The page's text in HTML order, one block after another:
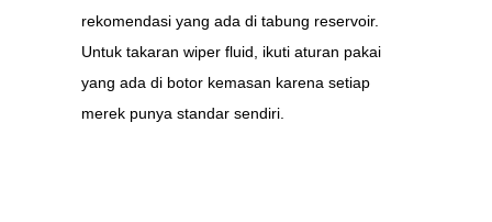
rekomendasi yang ada di tabung reservoir.
Untuk takaran wiper fluid, ikuti aturan pakai
yang ada di botor kemasan karena setiap
merek punya standar sendiri.